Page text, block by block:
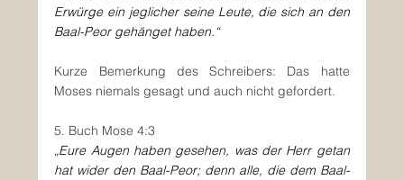
Erwürge ein jeglicher seine Leute, die sich an den
Baal-Peor gehänget haben. “
Kurze Bemerkung des Schreibers: Das hatte
Moses niemals gesagt und auch nicht gefordert.
5. Buch Mose 4:3
„Eure Augen haben gesehen, was der Herr getan
hat wider den Baal-Peor; denn alle, die dem Baal-